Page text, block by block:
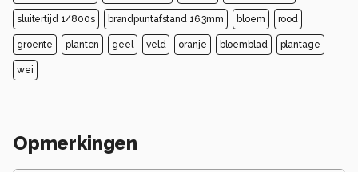
sluitertijd 1/800s brandpuntafstand 16.3mm bloem rood
groente planten geel veld oranje bloemblad plantage
wei
Opmerkingen